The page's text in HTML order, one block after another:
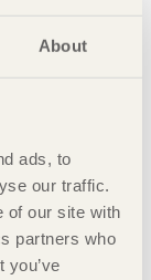
About
ads, to
our traffic.
of our site with
partners who
you’ve